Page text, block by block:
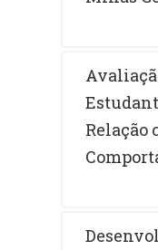
Relação